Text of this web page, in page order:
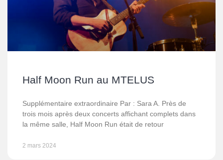
Half Moon Run au MTELUS
Supplémentaire extraordinaire Par : Sara A. Près de
trois mois après deux concerts affichant complets dans
la même salle, Half Moon Run était de retour
2 mars 2024